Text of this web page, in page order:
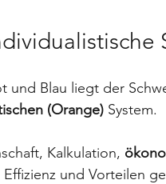
und Blau liegt der
(Orange) System.
Kalkulation,
und Vorteilen